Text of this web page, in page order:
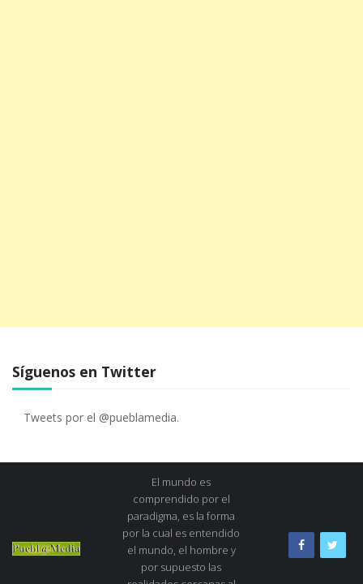
Síguenos en Twitter
Tweets por el @pueblamedia.
El mundo es
comprendido por el
paradigma, es la forma
por la cual es entendido
el mundo, el hombre y
por supuesto las